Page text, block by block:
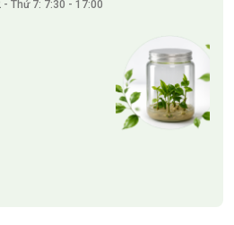
- Thứ 7: 7:30 - 17:00